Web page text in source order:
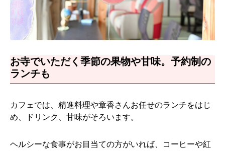
お寺でいただく季節の果物や甘味。予約制の
ランチも
カフェでは、精進料理や章香さんお任せのランチをはじ
め、ドリンク、甘味がそろいます。
ヘルシーな食事がお目当ての方がいれば、コーヒーや紅